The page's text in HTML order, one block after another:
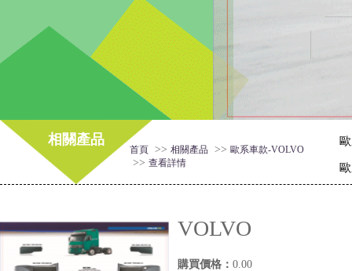
相關產品
首頁 >> 相關產品 >> 歐系車款-VOLVO
>> 查看詳情
VOLVO
購買價格： 0.00